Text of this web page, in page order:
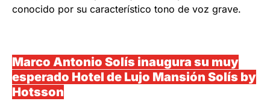
conocido por su característico tono de voz grave.
Marco Antonio Solís inaugura su muy
esperado Hotel de Lujo Mansión Solís by
Hotsson